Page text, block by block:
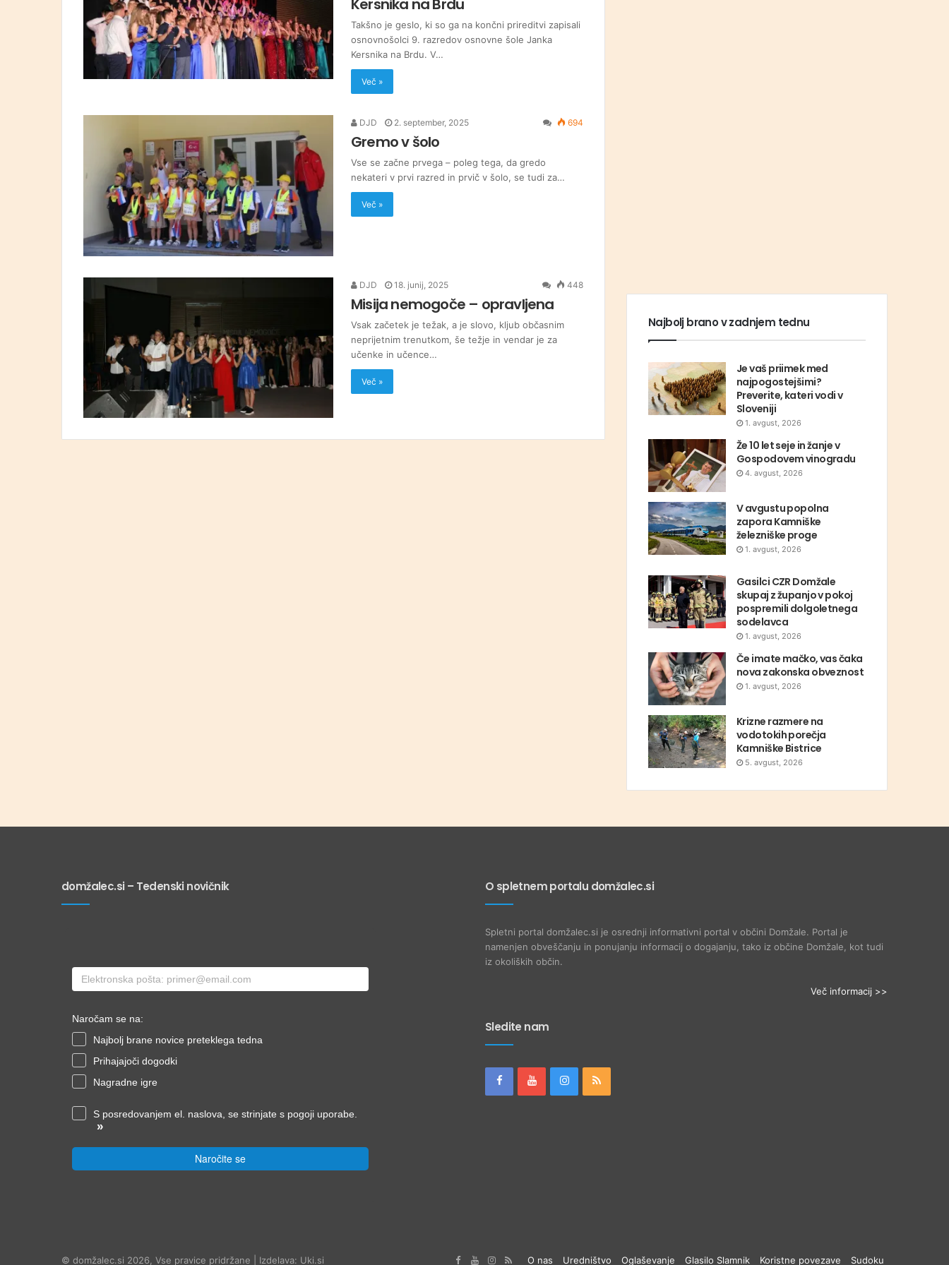
Kersnika na Brdu
Takšno je geslo, ki so ga na končni prireditvi zapisali
osnovnošolci 9. razredov osnovne šole Janka
Kersnika na Brdu. V…
Več »
DJD 2. september, 2025 694
Gremo v šolo
Vse se začne prvega – poleg tega, da gredo
nekateri v prvi razred in prvič v šolo, se tudi za…
Več »
DJD 18. junij, 2025 448
Misija nemogoče – opravljena
Vsak začetek je težak, a je slovo, kljub občasnim
neprijetnim trenutkom, še težje in vendar je za
učenke in učence…
Več »
Najbolj brano v zadnjem tednu
Je vaš priimek med
najpogostejšimi?
Preverite, kateri vodi v
Sloveniji
1. avgust, 2026
Že 10 let seje in žanje v
Gospodovem vinogradu
4. avgust, 2026
V avgustu popolna
zapora Kamniške
železniške proge
1. avgust, 2026
Gasilci CZR Domžale
skupaj z županjo v pokoj
pospremili dolgoletnega
sodelavca
1. avgust, 2026
Če imate mačko, vas čaka
nova zakonska obveznost
1. avgust, 2026
Krizne razmere na
vodotokih porečja
Kamniške Bistrice
5. avgust, 2026
domžalec.si – Tedenski novičnik
Naročam se na:
Najbolj brane novice preteklega tedna
Prihajajoči dogodki
Nagradne igre
S posredovanjem el. naslova, se strinjate s pogoji uporabe.
»
Naročite se
O spletnem portalu domžalec.si
Spletni portal domžalec.si je osrednji informativni portal v občini Domžale. Portal je
namenjen obveščanju in ponujanju informacij o dogajanju, tako iz občine Domžale, kot tudi
iz okoliških občin.
Več informacij >>
Sledite nam
© domžalec.si 2026, Vse pravice pridržane | Izdelava: Uki.si O nas Uredništvo Oglaševanje Glasilo Slamnik Koristne povezave Sudoku